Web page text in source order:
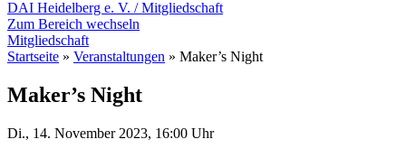
DAI Heidelberg e. V. / Mitgliedschaft
Zum Bereich wechseln
Mitgliedschaft
Startseite » Veranstaltungen » Maker’s Night
Maker’s Night
Di., 14. November 2023, 16:00 Uhr